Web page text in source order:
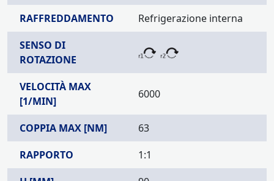
RAFFREDDAMENTO
Refrigerazione interna
SENSO DI
ROTAZIONE
VELOCITÀ MAX
[1/MIN]
6000
COPPIA MAX [NM]
63
RAPPORTO
1:1